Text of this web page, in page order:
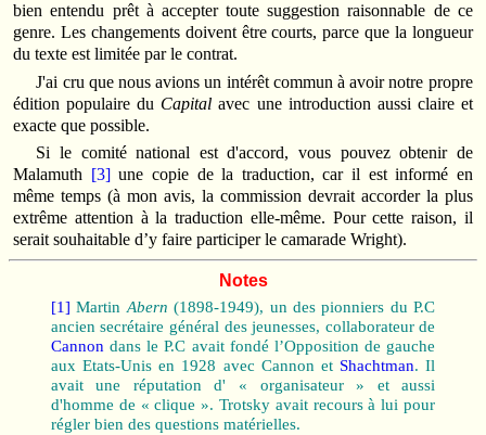
bien entendu prêt à accepter toute suggestion raisonnable de ce
genre. Les changements doivent être courts, parce que la longueur
du texte est limitée par le contrat.
J'ai cru que nous avions un intérêt commun à avoir notre propre
édition populaire du Capital avec une introduction aussi claire et
exacte que possible.
Si le comité national est d'accord, vous pouvez obtenir de
Malamuth [3]une copie de la traduction, car il est informé en
même temps (à mon avis, la commission devrait accorder la plus
extrême attention à la traduction elle-même. Pour cette raison, il
serait souhaitable d’y faire participer le camarade Wright).
Notes
[1]MartinAbern (1898‑1949), un des pionniers du P.C
ancien secrétaire général des jeunesses, collaborateur de
Cannondans le P.C avait fondé l’Opposition de gauche
aux Etats‑Unis en 1928 avec Cannon et Shachtman. Il
avait une réputation d' « organisateur » et aussi
d'homme de « clique ». Trotsky avait recours à lui pour
régler bien des questions matérielles.